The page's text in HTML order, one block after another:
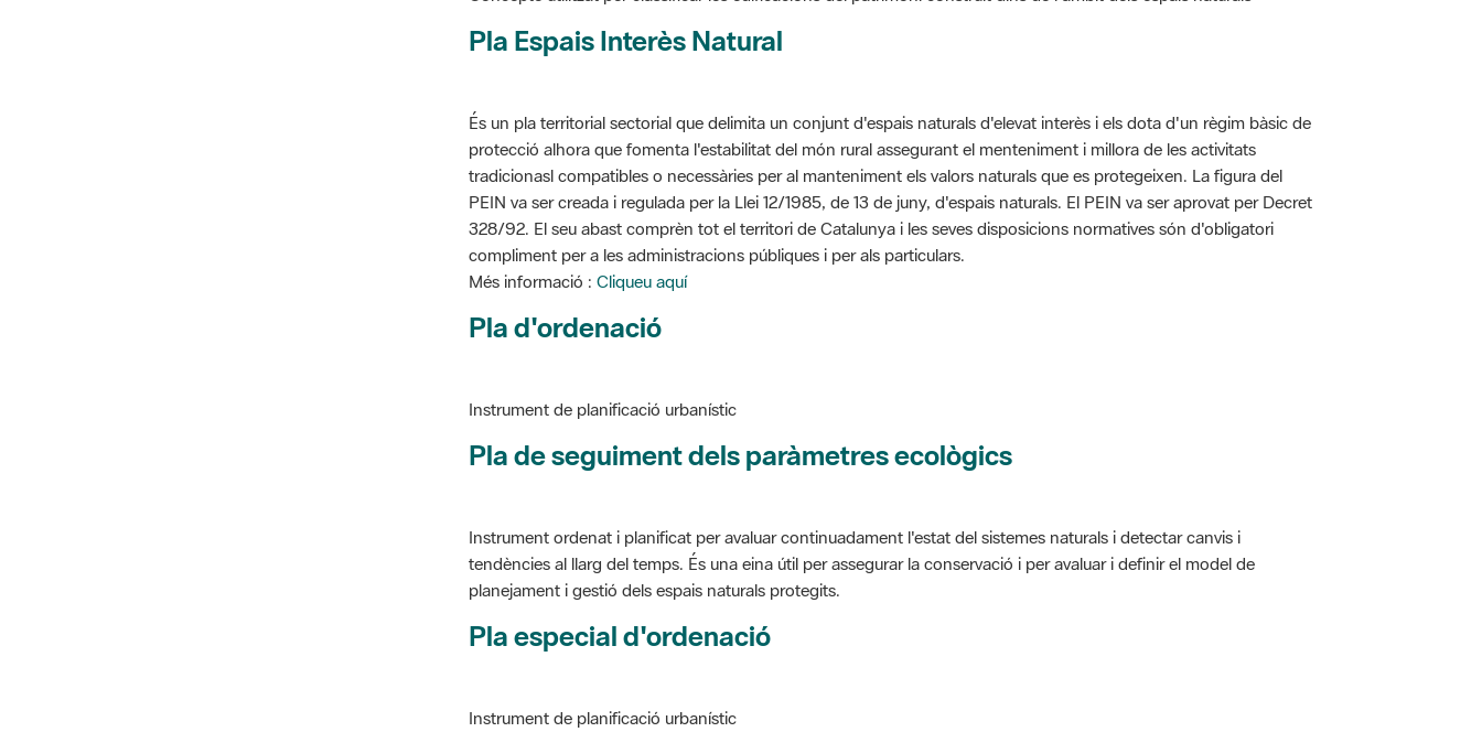
Pla Espais Interès Natural
És un pla territorial sectorial que delimita un conjunt d'espais naturals d'elevat interès i els dota d'un règim bàsic de
protecció alhora que fomenta l'estabilitat del món rural assegurant el menteniment i millora de les activitats
tradicionasl compatibles o necessàries per al manteniment els valors naturals que es protegeixen. La figura del
PEIN va ser creada i regulada per la Llei 12/1985, de 13 de juny, d'espais naturals. El PEIN va ser aprovat per Decret
328/92. El seu abast comprèn tot el territori de Catalunya i les seves disposicions normatives són d'obligatori
compliment per a les administracions públiques i per als particulars.
Més informació : Cliqueu aquí
Pla d'ordenació
Instrument de planificació urbanístic
Pla de seguiment dels paràmetres ecològics
Instrument ordenat i planificat per avaluar continuadament l'estat del sistemes naturals i detectar canvis i
tendències al llarg del temps. És una eina útil per assegurar la conservació i per avaluar i definir el model de
planejament i gestió dels espais naturals protegits.
Pla especial d'ordenació
Instrument de planificació urbanístic